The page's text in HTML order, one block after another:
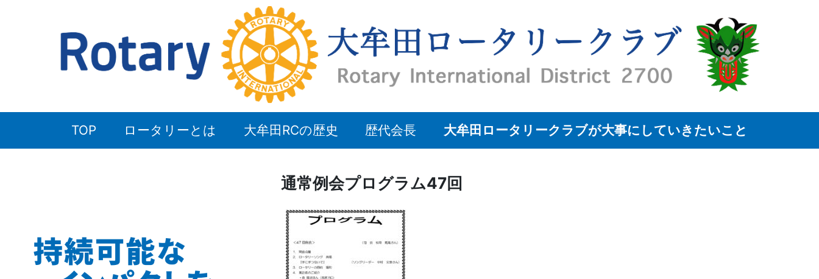
TOP ロータリーとは 大牟田RCの歴史 歴代会長 大牟田ロータリークラブが大事にしていきたいこと
通常例会プログラム47回